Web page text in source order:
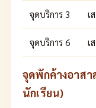
จุดบริการ 3 เ
จุดบริการ 6 เ
จุดพักค้างอาส
นักเรียน)